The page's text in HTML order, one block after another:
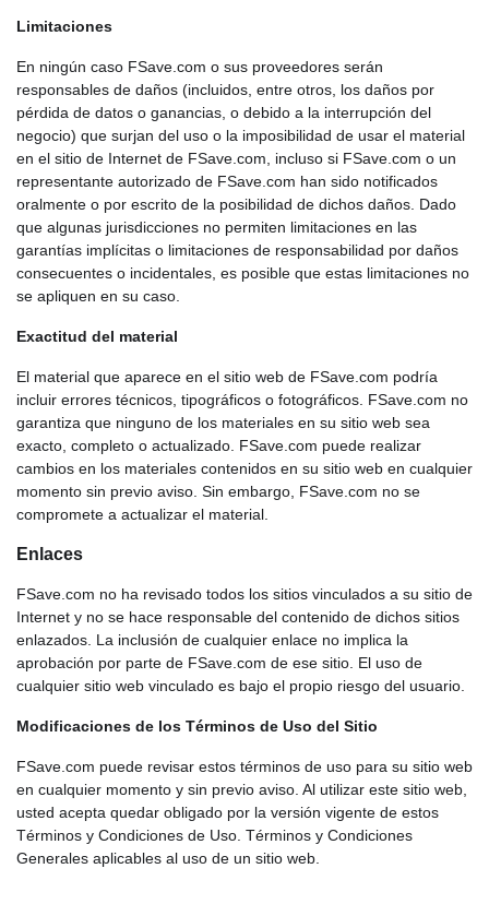
Limitaciones
En ningún caso FSave.com o sus proveedores serán
responsables de daños (incluidos, entre otros, los daños por
pérdida de datos o ganancias, o debido a la interrupción del
negocio) que surjan del uso o la imposibilidad de usar el material
en el sitio de Internet de FSave.com, incluso si FSave.com o un
representante autorizado de FSave.com han sido notificados
oralmente o por escrito de la posibilidad de dichos daños. Dado
que algunas jurisdicciones no permiten limitaciones en las
garantías implícitas o limitaciones de responsabilidad por daños
consecuentes o incidentales, es posible que estas limitaciones no
se apliquen en su caso.
Exactitud del material
El material que aparece en el sitio web de FSave.com podría
incluir errores técnicos, tipográficos o fotográficos. FSave.com no
garantiza que ninguno de los materiales en su sitio web sea
exacto, completo o actualizado. FSave.com puede realizar
cambios en los materiales contenidos en su sitio web en cualquier
momento sin previo aviso. Sin embargo, FSave.com no se
compromete a actualizar el material.
Enlaces
FSave.com no ha revisado todos los sitios vinculados a su sitio de
Internet y no se hace responsable del contenido de dichos sitios
enlazados. La inclusión de cualquier enlace no implica la
aprobación por parte de FSave.com de ese sitio. El uso de
cualquier sitio web vinculado es bajo el propio riesgo del usuario.
Modificaciones de los Términos de Uso del Sitio
FSave.com puede revisar estos términos de uso para su sitio web
en cualquier momento y sin previo aviso. Al utilizar este sitio web,
usted acepta quedar obligado por la versión vigente de estos
Términos y Condiciones de Uso. Términos y Condiciones
Generales aplicables al uso de un sitio web.